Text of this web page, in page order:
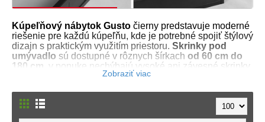
Kúpeľňový nábytok Gusto čierny predstavuje moderné
riešenie pre každú kúpeľňu, kde je potrebné spojiť štýlový
dizajn s praktickým využitím priestoru. Skrinky pod
umývadlo sú dostupné v rôznych šírkach od 60 cm do
180 cm
, v ponuke nechýbajú vysoké ani závesné skrinky,
ktoré jednoducho upevníte na stenu.
hranami a ich predné plochy z MDF materiálu sújemne
frézované
elegantne a zároveň nadčasovo.